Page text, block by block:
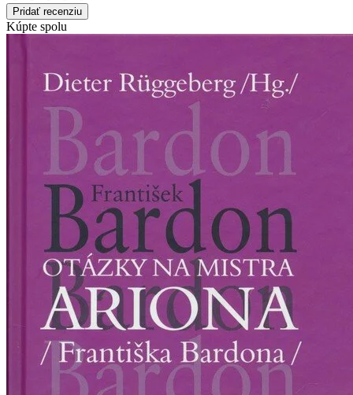
Pridať recenziu
Kúpte spolu